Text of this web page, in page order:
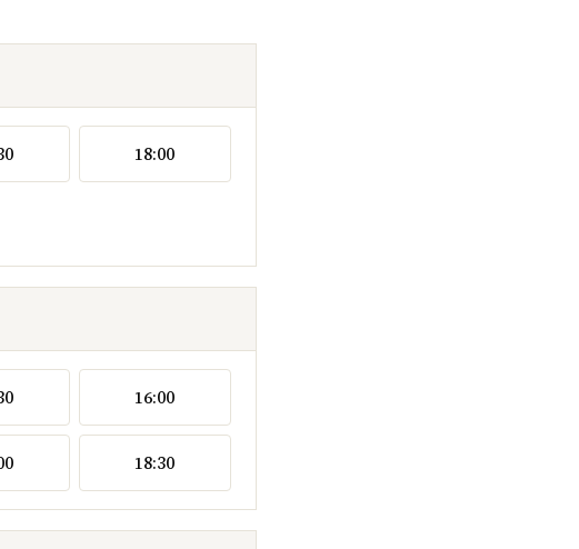
18:00
16:00
18:30